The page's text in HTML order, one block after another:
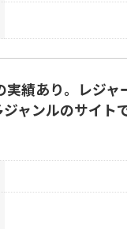
績あり。レジャ
ャンルのサイト